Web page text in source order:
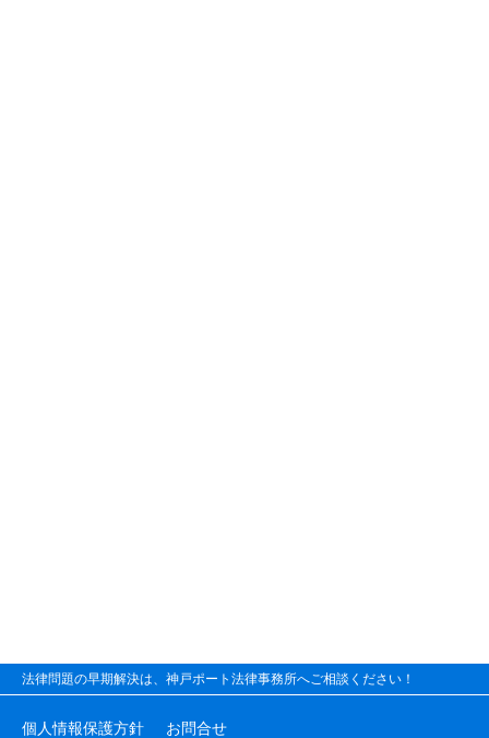
法律問題の早期解決は、神戸ポート法律事務所へご相談ください！
個人情報保護方針 お問合せ